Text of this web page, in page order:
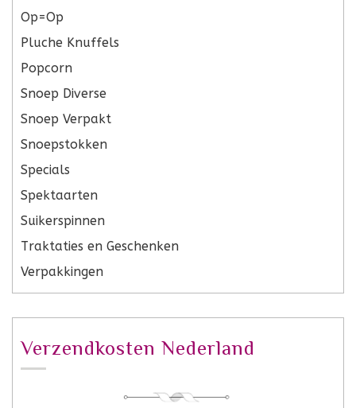
Op=Op
Pluche Knuffels
Popcorn
Snoep Diverse
Snoep Verpakt
Snoepstokken
Specials
Spektaarten
Suikerspinnen
Traktaties en Geschenken
Verpakkingen
Verzendkosten Nederland